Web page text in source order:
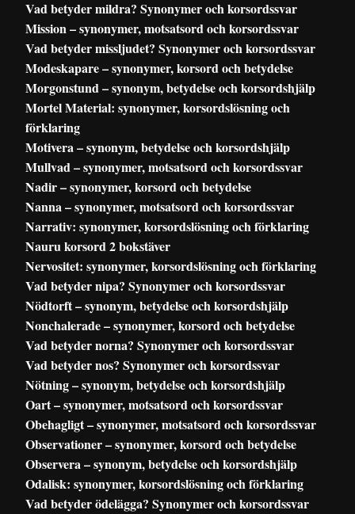
Vad betyder mildra? Synonymer och korsordssvar
Mission – synonymer, motsatsord och korsordssvar
Vad betyder missljudet? Synonymer och korsordssvar
Modeskapare – synonymer, korsord och betydelse
Morgonstund – synonym, betydelse och korsordshjälp
Mortel Material: synonymer, korsordslösning och
förklaring
Motivera – synonym, betydelse och korsordshjälp
Mullvad – synonymer, motsatsord och korsordssvar
Nadir – synonymer, korsord och betydelse
Nanna – synonymer, motsatsord och korsordssvar
Narrativ: synonymer, korsordslösning och förklaring
Nauru korsord 2 bokstäver
Nervositet: synonymer, korsordslösning och förklaring
Vad betyder nipa? Synonymer och korsordssvar
Nödtorft – synonym, betydelse och korsordshjälp
Nonchalerade – synonymer, korsord och betydelse
Vad betyder norna? Synonymer och korsordssvar
Vad betyder nos? Synonymer och korsordssvar
Nötning – synonym, betydelse och korsordshjälp
Oart – synonymer, motsatsord och korsordssvar
Obehagligt – synonymer, motsatsord och korsordssvar
Observationer – synonymer, korsord och betydelse
Observera – synonym, betydelse och korsordshjälp
Odalisk: synonymer, korsordslösning och förklaring
Vad betyder ödelägga? Synonymer och korsordssvar